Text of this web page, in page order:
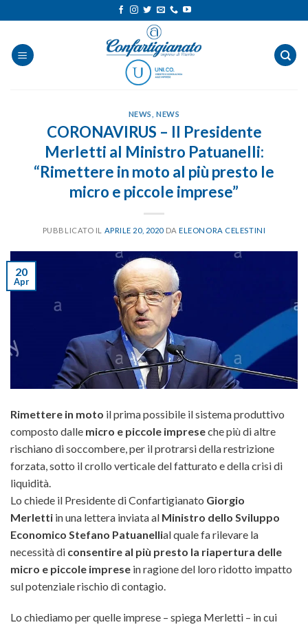
ai
contenuti
NEWS ,NEWS
CORONAVIRUS – Il Presidente
Merletti al Ministro Patuanelli:
“Rimettere in moto al più presto le
micro e piccole imprese”
PUBBLICATO IL APRILE 20, 2020 DAELEONORA CELESTINI
20
Apr
Rimettere in moto il prima possibile il sistema produttivo
composto dalle micro e piccole impreseche più di altre
rischiano di soccombere, per il protrarsi della restrizione
forzata, sotto il crollo verticale del fatturato e della crisi di
liquidità.
Lo chiede il Presidente di Confartigianato Giorgio
Merletti in una lettera inviata al Ministro dello Sviluppo
Economico Stefano Patuanellial quale fa rilevare la
necessità di consentire al più presto la riapertura delle
micro e piccole imprese in ragione del loro ridotto impatto
sul potenziale rischio di contagio.
Lo chiediamo per quelle imprese – spiega Merletti – in cui